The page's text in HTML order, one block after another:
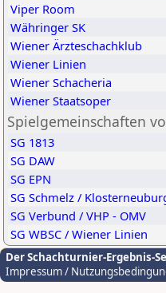
Viper Room
Währinger SK
Wiener Ärzteschachklub
Wiener Linien
Wiener Schacheria
Wiener Staatsoper
Spielgemeinschaften
SG 1813
SG DAW
SG EPN
SG Schmelz /
SG Verbund / VHP - OMV
SG WBSC / Wiener Linien
Der Schachturnier-Ergebnis-
Impressum /